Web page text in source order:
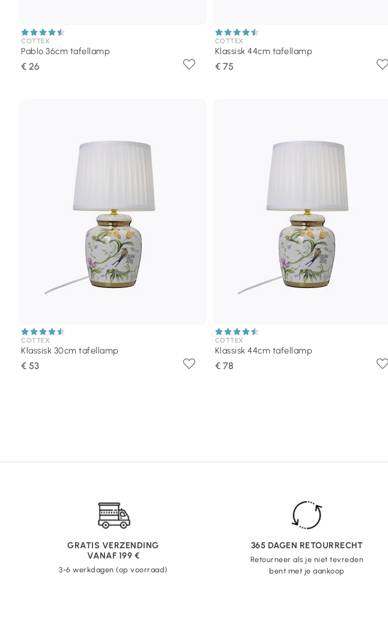
COTTEX
Pablo 36cm tafellamp
€ 26
COTTEX
Klassisk 44cm tafellamp
€ 75
COTTEX
Klassisk 30cm tafellamp
€ 53
COTTEX
Klassisk 44cm tafellamp
€ 78
GRATIS VERZENDING
VANAF 199 €
3-6 werkdagen (op voorraad)
365 DAGEN RETOURRECHT
Retourneer als je niet tevreden
bent met je aankoop